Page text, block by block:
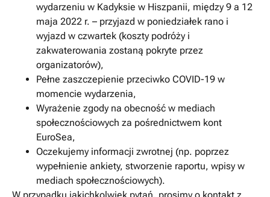
wydarzeniu w Kadyksie w Hiszpanii, między 9 a 12
maja 2022 r. – przyjazd w poniedziałek rano i
wyjazd w czwartek (koszty podróży i
zakwaterowania zostaną pokryte przez
organizatorów),
Pełne zaszczepienie przeciwko COVID-19 w
momencie wydarzenia,
Wyrażenie zgody na obecność w mediach
społecznościowych za pośrednictwem kont
EuroSea,
Oczekujemy informacji zwrotnej (np. poprzez
wypełnienie ankiety, stworzenie raportu, wpisy w
mediach społecznościowych).